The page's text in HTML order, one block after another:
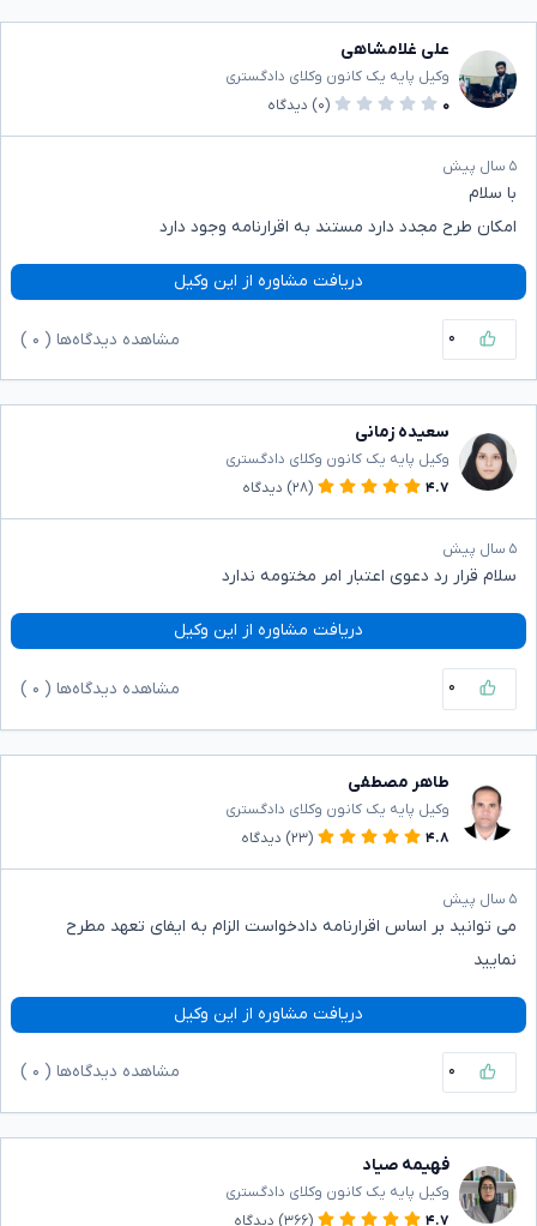
علی غلامشاهی
وکیل پایه یک کانون وکلای دادگستری
۰
(۰) دیدگاه
۵ سال پیش
با سلام
امکان طرح مجدد دارد مستند به اقرارنامه وجود دارد
دریافت مشاوره از این وکیل
۰ مشاهده دیدگاه‌ها ( ۰
سعیده زمانی
وکیل پایه یک کانون وکلای دادگستری
۴.۷
(۲۸) دیدگاه
۵ سال پیش
سلام قرار رد دعوی اعتبار امر مختومه ندارد
دریافت مشاوره از این وکیل
۰ مشاهده دیدگاه‌ها ( ۰
طاهر مصطفی
وکیل پایه یک کانون وکلای دادگستری
۴.۸
(۲۳) دیدگاه
۵ سال پیش
می توانید بر اساس اقرارنامه دادخواست الزام به ایفای تعهد مطرح
نمایید
دریافت مشاوره از این وکیل
۰ مشاهده دیدگاه‌ها ( ۰
فهیمه صیاد
وکیل پایه یک کانون وکلای دادگستری
۴.۷
(۳۶۶) دیدگاه